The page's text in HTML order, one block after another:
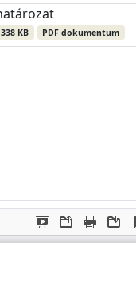
338 KB PDF dokumentum